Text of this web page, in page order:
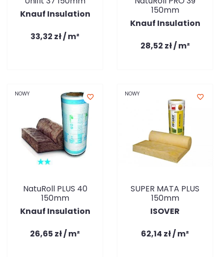
Knauf Insulation
33,32 zł / m²
150mm
Knauf Insulation
28,52 zł / m²
NOWY favorite_border
NatuRoll PLUS 40
150mm
Knauf Insulation
26,65 zł / m²
NOWY favorite_border
SUPER MATA PLUS
150mm
ISOVER
62,14 zł / m²